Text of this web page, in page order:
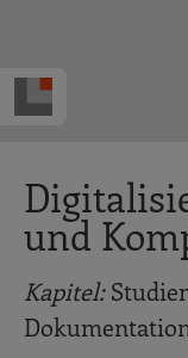
und
Kapitel: